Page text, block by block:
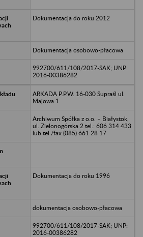
Dokumentacja do roku 2012
Dokumentacja osobowo-płacowa
992700/611/108/2017-SAK; UNP:
2016-00386282
ARKADA P.P.W. 16-030 Supraśl ul.
Majowa 1
Archiwum Spółka z o.o. – Białystok,
ul. Zielonogórska 2 tel.: 606 314 433
lub tel./fax (085) 661 28 17
Dokumentacja do roku 1996
dokumentacja osobowo-płacowa
992700/611/108/2017-SAK; UNP:
2016-00386282